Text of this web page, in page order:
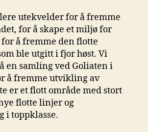
utekvelder for å fremme
for å skape et miljø for
å fremme den flotte
ble utgitt i fjor høst. Vi
en samling ved Goliaten i
å fremme utvikling av
er et flott område med stort
flotte linjer og
i toppklasse.